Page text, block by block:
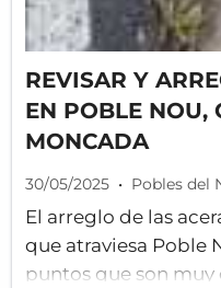
REVISAR Y
EN POBLE NOU,
MONCADA
30/05/2025 • Pobles del
El arreglo de las
que atraviesa Poble
puntos que son muy